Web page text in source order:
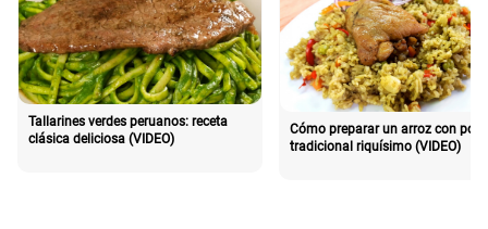
Tallarines verdes peruanos: receta
clásica deliciosa (VIDEO)
Cómo preparar un arroz con pollo
tradicional riquísimo (VIDEO)